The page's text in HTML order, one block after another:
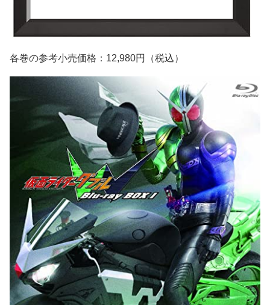
各巻の参考小売価格：12,980円（税込）